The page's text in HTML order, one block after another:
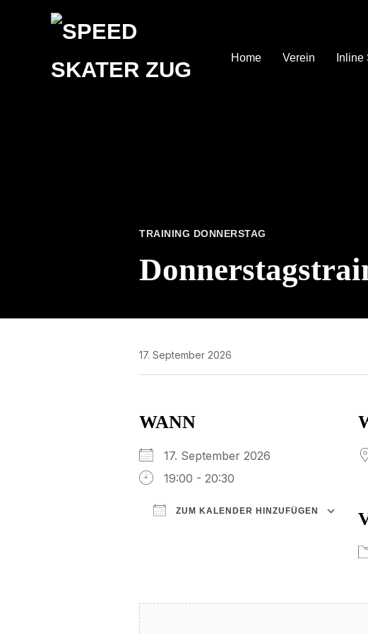
Home Verein
TRAINING DONNERSTAG
17. September 2026
WANN
17. September 2026
19:00 - 20:30
ZUM KALENDER HINZUFÜGEN